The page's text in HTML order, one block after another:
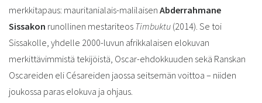
merkkitapaus: mauritanialais-malilaisen Abderrahmane
Sissakon runollinen mestariteos Timbuktu (2014). Se toi
Sissakolle, yhdelle 2000-luvun afrikkalaisen elokuvan
merkittävimmistä tekijöistä, Oscar-ehdokkuuden sekä Ranskan
Oscareiden eli Césareiden jaossa seitsemän voittoa – niiden
joukossa paras elokuva ja ohjaus.